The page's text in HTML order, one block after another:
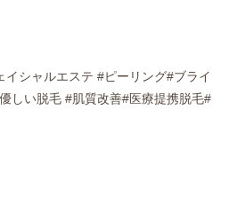
シャルエステ #ピーリング#ブライ
しい脱毛 #肌質改善#医療提携脱毛#